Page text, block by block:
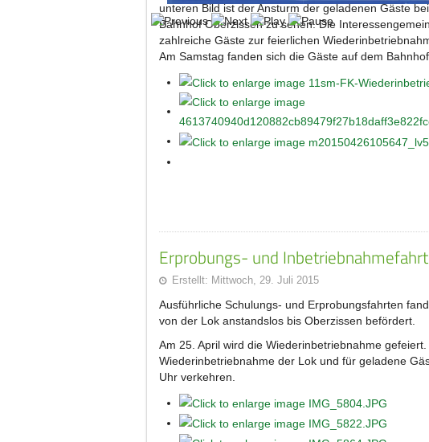
unteren Bild ist der Ansturm der geladenen Gäste
Bahnhof Oberzissen zu sehen. Die
zahlreiche Gäste zur feierlichen
Am Samstag fanden sich die Gäste auf dem
Erprobungs- und
Erstellt: Mittwoch, 29. Juli 2015
Ausführliche Schulungs- und Erprobungsfahrten
von der Lok anstandslos bis Oberzissen befördert.
Am 25. April wird die Wiederinbetriebnahme
Wiederinbetriebnahme der Lok und für geladene
Uhr verkehren.